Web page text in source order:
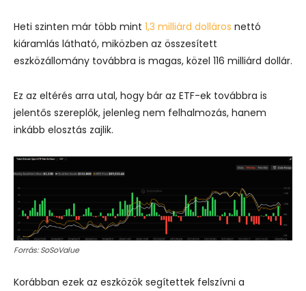
Heti szinten már több mint 1,3 milliárd dolláros nettó
kiáramlás látható, miközben az összesített
eszközállomány továbbra is magas, közel 116 milliárd dollár.
Ez az eltérés arra utal, hogy bár az ETF-ek továbbra is
jelentős szereplők, jelenleg nem felhalmozás, hanem
inkább elosztás zajlik.
Forrás: SoSoValue
Korábban ezek az eszközök segítettek felszívni a